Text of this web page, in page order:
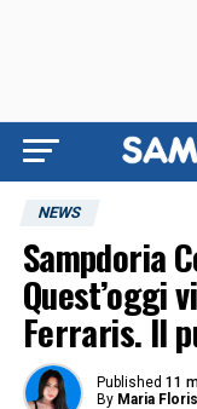
NEWS
Sampdoria
Quest’oggi
Ferraris. Il
Published 11
By Maria Floris